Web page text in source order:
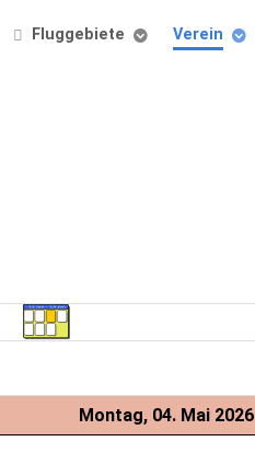
Fluggebiete Verein
Montag, 04. Mai 2026